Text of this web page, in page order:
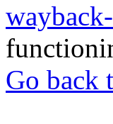
Go back